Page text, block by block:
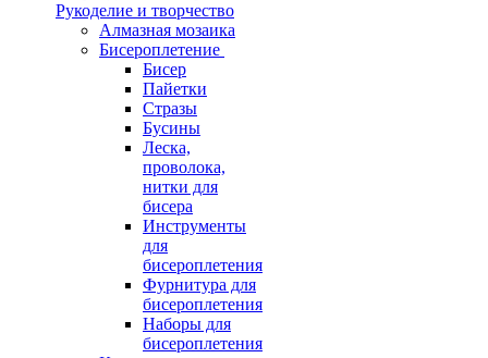
Рукоделие и творчество
Алмазная мозаика
Бисероплетение
Бисер
Пайетки
Стразы
Бусины
Леска,
проволока,
нитки для
бисера
Инструменты
для
бисероплетения
Фурнитура для
бисероплетения
Наборы для
бисероплетения